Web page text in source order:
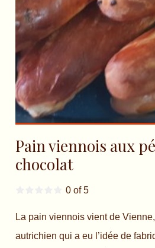
Pain viennois aux
chocolat
0 of 5
La pain viennois vient de Vienne,
autrichien qui a eu l’idée de